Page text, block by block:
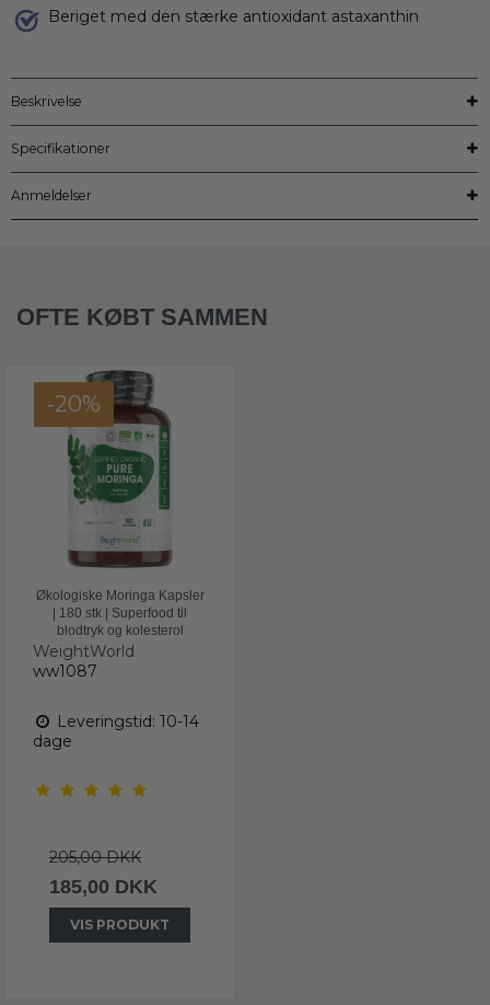
Beriget med den stærke antioxidant astaxanthin
Beskrivelse
Specifikationer
Anmeldelser
OFTE KØBT SAMMEN
-20%
Økologiske Moringa Kapsler
| 180 stk | Superfood til
blodtryk og kolesterol
WeightWorld
ww1087
Leveringstid: 10-14
dage
205,00 DKK
185,00 DKK
VIS PRODUKT